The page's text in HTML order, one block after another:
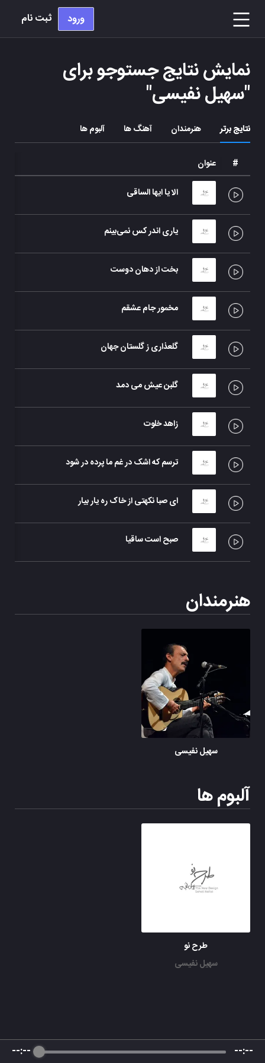
ورود ثبت نام
نمایش نتایج جستوجو برای
"سهیل نفیسی"
نتایج برتر هنرمندان آهنگ ها آلبوم ها
# عنوان
الا یا ایها الساقی
یاری اندر کس نمی‌بینم
بخت از دهان دوست
مخمور جام عشقم
گلعذاری ز گلستان جهان
گلبن عیش می دمد
زاهد خلوت
ترسم که اشک در غم ما پرده در شود
ای صبا نکهتی از خاک ره یار بیار
صبح است ساقیا
هنرمندان
سهیل نفیسی
آلبوم ها
طرح نو
سهیل نفیسی
--:-- --:--